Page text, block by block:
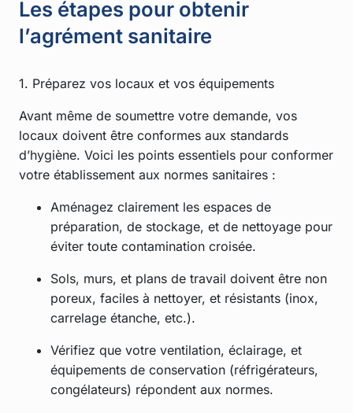
Les étapes pour obtenir
l’agrément sanitaire
1. Préparez vos locaux et vos équipements
Avant même de soumettre votre demande, vos
locaux doivent être conformes aux standards
d’hygiène. Voici les points essentiels pour conformer
votre établissement aux normes sanitaires :
Aménagez clairement les espaces de
préparation, de stockage, et de nettoyage pour
éviter toute contamination croisée.
Sols, murs, et plans de travail doivent être non
poreux, faciles à nettoyer, et résistants (inox,
carrelage étanche, etc.).
Vérifiez que votre ventilation, éclairage, et
équipements de conservation (réfrigérateurs,
congélateurs) répondent aux normes.